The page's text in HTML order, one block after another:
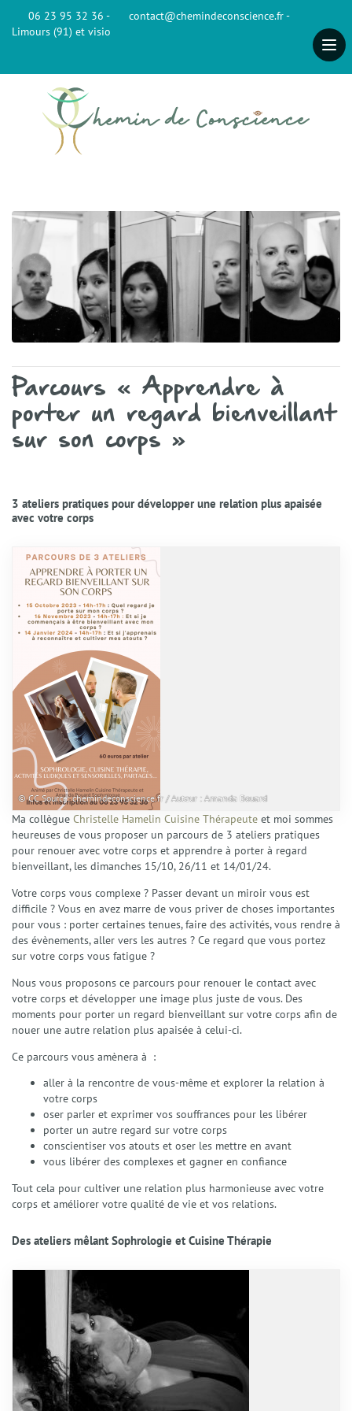
06 23 95 32 36 -
contact@chemindeconscience.fr -
Limours (91) et visio
Accueil
Qui suis-je ?
Présentation
Mon accompagnement
Parcours « Apprendre à
porter un regard bienveillant
sur son corps »
3 ateliers pratiques pour développer une relation plus apaisée
avec votre corps
© CC Source: chemindeconscience.fr / Auteur : Amanda Bouard
Ma collègue Christelle Hamelin Cuisine Thérapeute et moi sommes
heureuses de vous proposer un parcours de 3 ateliers pratiques
pour renouer avec votre corps et apprendre à porter à regard
bienveillant, les dimanches 15/10, 26/11 et 14/01/24.
Votre corps vous complexe ? Passer devant un miroir vous est
difficile ? Vous en avez marre de vous priver de choses importantes
pour vous : porter certaines tenues, faire des activités, vous rendre à
des évènements, aller vers les autres ? Ce regard que vous portez
sur votre corps vous fatigue ?
Nous vous proposons ce parcours pour renouer le contact avec
votre corps et développer une image plus juste de vous. Des
moments pour porter un regard bienveillant sur votre corps afin de
nouer une autre relation plus apaisée à celui-ci.
Ce parcours vous amènera à :
aller à la rencontre de vous-même et explorer la relation à
votre corps
oser parler et exprimer vos souffrances pour les libérer
porter un autre regard sur votre corps
conscientiser vos atouts et oser les mettre en avant
vous libérer des complexes et gagner en confiance
Tout cela pour cultiver une relation plus harmonieuse avec votre
corps et améliorer votre qualité de vie et vos relations.
Des ateliers mêlant Sophrologie et Cuisine Thérapie